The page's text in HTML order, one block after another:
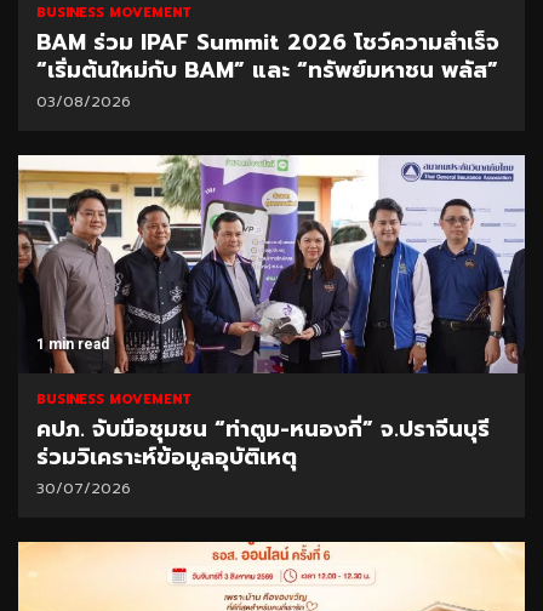
BUSINESS MOVEMENT
BAM ร่วม IPAF Summit 2026 โชว์ความสำเร็จ
“เริ่มต้นใหม่กับ BAM” และ “ทรัพย์มหาชน พลัส”
03/08/2026
1 min read
BUSINESS MOVEMENT
คปภ. จับมือชุมชน “ท่าตูม-หนองกี่” จ.ปราจีนบุรี
ร่วมวิเคราะห์ข้อมูลอุบัติเหตุ
30/07/2026